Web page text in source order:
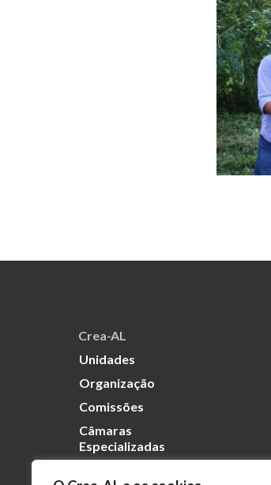
Crea-AL
Unidades
Organização
Comissões
Câmaras
Especializadas